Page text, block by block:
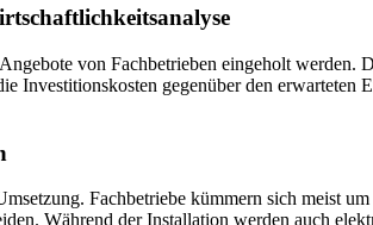
von Fachbetrieben eingeholt
Investitionskosten gegenüber den
Fachbetriebe kümmern sich meist
Während der Installation werden auch